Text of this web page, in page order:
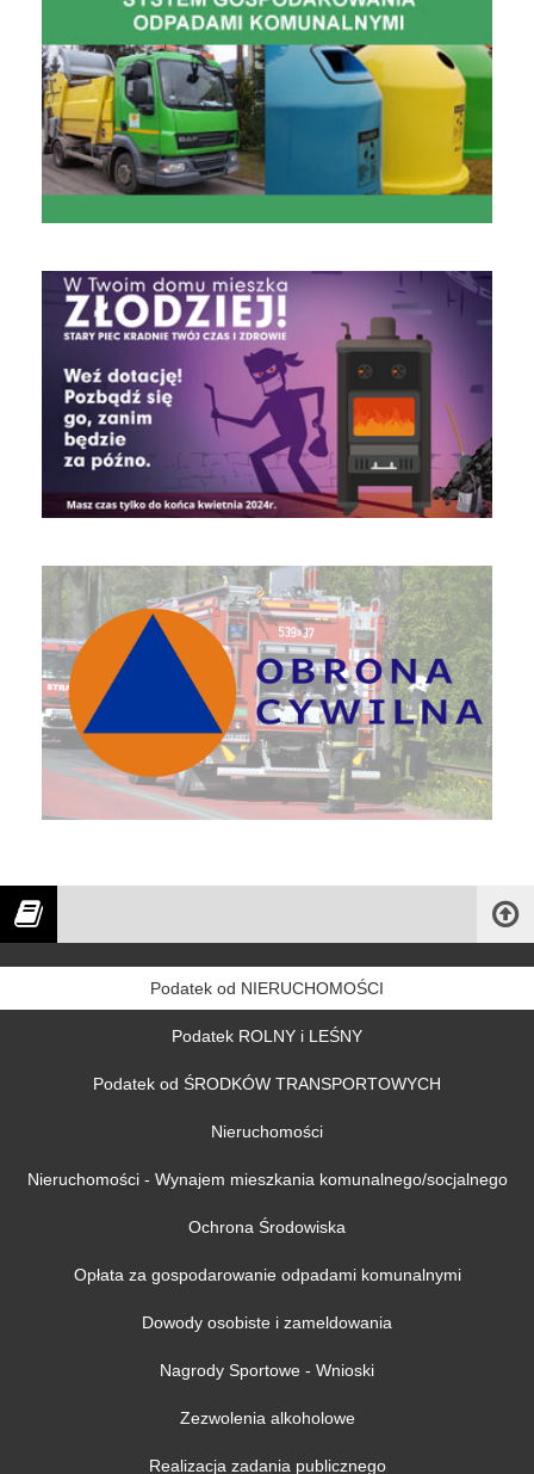
czyste powietrze
Obrona Cywilna
Podatek od NIERUCHOMOŚCI
Podatek ROLNY i LEŚNY
Podatek od ŚRODKÓW TRANSPORTOWYCH
Nieruchomości
Nieruchomości - Wynajem mieszkania komunalnego/socjalnego
Ochrona Środowiska
Opłata za gospodarowanie odpadami komunalnymi
Dowody osobiste i zameldowania
Nagrody Sportowe - Wnioski
Zezwolenia alkoholowe
Realizacja zadania publicznego